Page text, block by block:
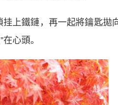
上鐵鏈，再一起將鑰匙拋
心頭。